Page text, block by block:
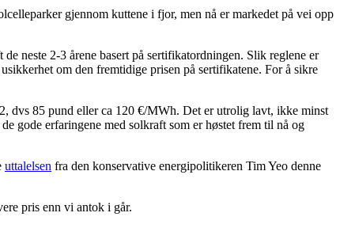
gjennom kuttene i fjor, men nå er markedet på vei opp
neste 2-3 årene basert på sertifikatordningen. Slik reglene er
om den fremtidige prisen på sertifikatene. For å sikre
dvs 85 pund eller ca 120 €/MWh. Det er utrolig lavt, ikke minst
gode erfaringene med solkraft som er høstet frem til nå og
uttalelsen fra den konservative energipolitikeren Tim Yeo denne
pris enn vi antok i går.